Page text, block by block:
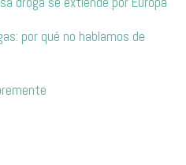
por qué no hablamos de